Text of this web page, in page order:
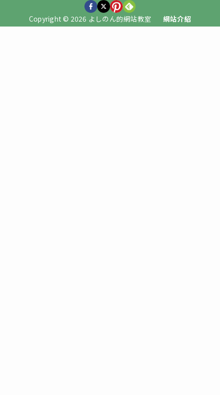
Copyright © 2026 よしのん的網站教室 網站介紹